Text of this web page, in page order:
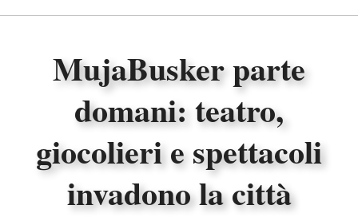
MujaBusker parte
domani: teatro,
giocolieri e spettacoli
invadono la città